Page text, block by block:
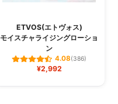
ETVOS(エトヴォス)
モイスチャライジングローショ
ン
4.08(386)
¥2,992